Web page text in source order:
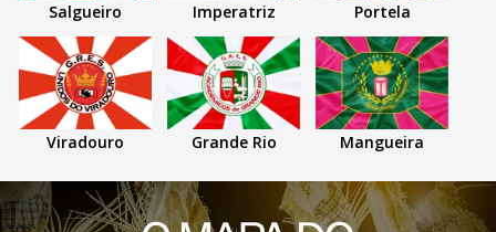
Salgueiro Imperatriz Portela
Viradouro Grande Rio Mangueira